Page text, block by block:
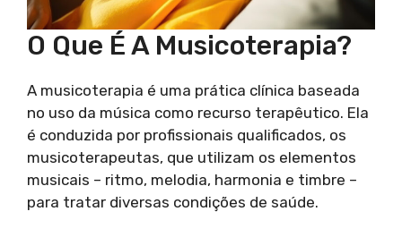
O Que É A Musicoterapia?
A musicoterapia é uma prática clínica baseada
no uso da música como recurso terapêutico. Ela
é conduzida por profissionais qualificados, os
musicoterapeutas, que utilizam os elementos
musicais – ritmo, melodia, harmonia e timbre –
para tratar diversas condições de saúde.